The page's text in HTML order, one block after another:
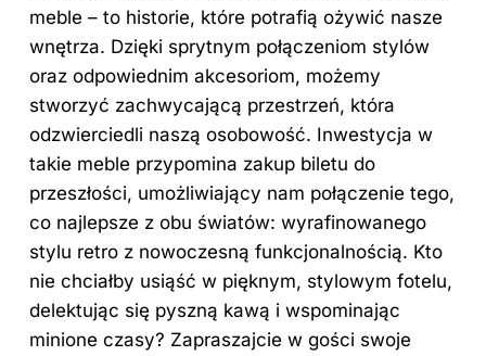
meble – to historie, które potrafią ożywić nasze
wnętrza. Dzięki sprytnym połączeniom stylów
oraz odpowiednim akcesoriom, możemy
stworzyć zachwycającą przestrzeń, która
odzwierciedli naszą osobowość. Inwestycja w
takie meble przypomina zakup biletu do
przeszłości, umożliwiający nam połączenie tego,
co najlepsze z obu światów: wyrafinowanego
stylu retro z nowoczesną funkcjonalnością. Kto
nie chciałby usiąść w pięknym, stylowym fotelu,
delektując się pyszną kawą i wspominając
minione czasy? Zapraszajcie w gości swoje